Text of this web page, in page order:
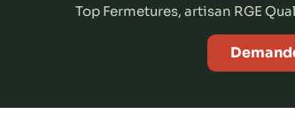
Top Fermetures, artisan RGE